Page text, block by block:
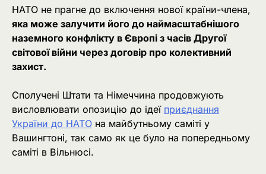
НАТО не прагне до включення нової країни-члена,
яка може залучити його до наймасштабнішого
наземного конфлікту в Європі з часів Другої
світової війни через договір про колективний
захист.
Сполучені Штати та Німеччина продовжують
висловлювати опозицію до ідеї приєднання
України до НАТО на майбутньому саміті у
Вашингтоні, так само як це було на попередньому
саміті в Вільнюсі.